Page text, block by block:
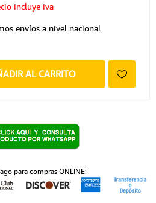
incluye iva
envíos a nivel nacional.
AL CARRITO
para compras ONLINE: